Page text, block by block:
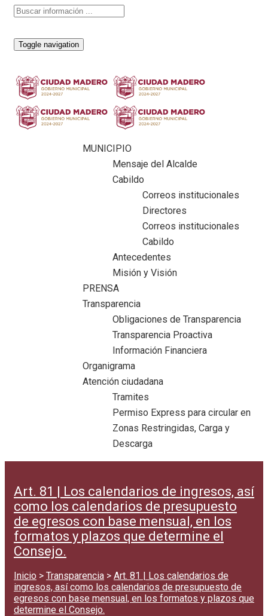
Toggle navigation
MUNICIPIO
Mensaje del Alcalde
Cabildo
Correos institucionales
Directores
Correos institucionales
Cabildo
Antecedentes
Misión y Visión
PRENSA
Transparencia
Obligaciones de Transparencia
Transparencia Proactiva
Información Financiera
Organigrama
Atención ciudadana
Tramites
Permiso Express para circular en
Zonas Restringidas, Carga y
Descarga
Art. 81 | Los calendarios de ingresos, así
como los calendarios de presupuesto
de egresos con base mensual, en los
formatos y plazos que determine el
Consejo.
Inicio > Transparencia > Art. 81 | Los calendarios de
ingresos, así como los calendarios de presupuesto de
egresos con base mensual, en los formatos y plazos que
determine el Consejo.